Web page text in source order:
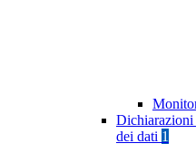
Dichiarazioni
dei dati 1